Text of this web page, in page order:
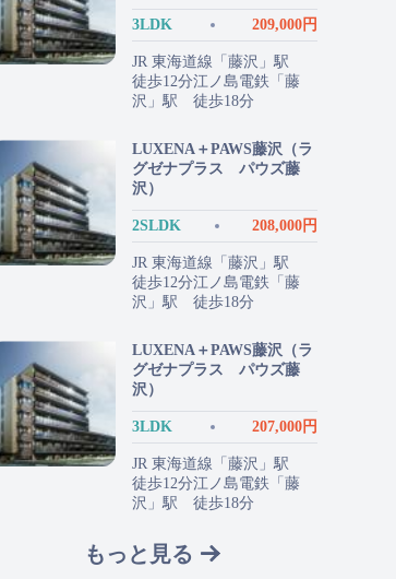
3LDK 209,000円
JR 東海道線「藤沢」駅
徒歩12分江ノ島電鉄「藤
沢」駅 徒歩18分
LUXENA＋PAWS藤沢（ラ
グゼナプラス パウズ藤
沢）
2SLDK 208,000円
JR 東海道線「藤沢」駅
徒歩12分江ノ島電鉄「藤
沢」駅 徒歩18分
LUXENA＋PAWS藤沢（ラ
グゼナプラス パウズ藤
沢）
3LDK 207,000円
JR 東海道線「藤沢」駅
徒歩12分江ノ島電鉄「藤
沢」駅 徒歩18分
もっと見る